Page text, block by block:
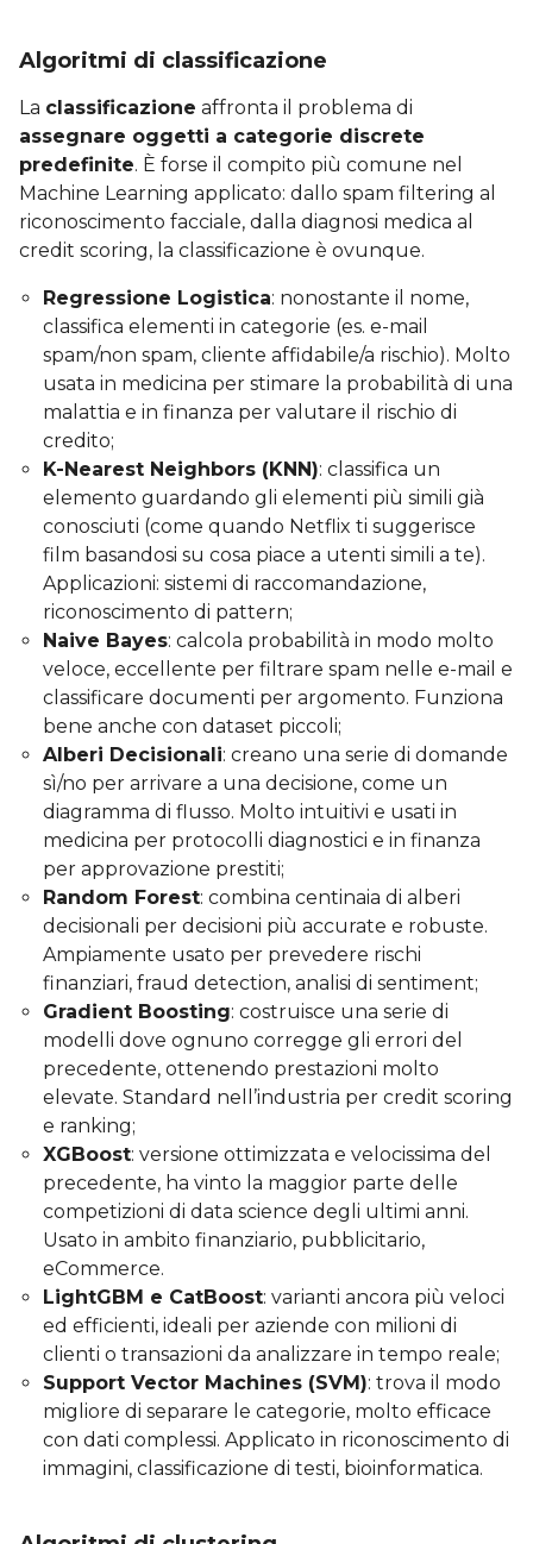
Algoritmi di classificazione
La classificazione affronta il problema di
assegnare oggetti a categorie discrete
predefinite. È forse il compito più comune nel
Machine Learning applicato: dallo spam filtering al
riconoscimento facciale, dalla diagnosi medica al
credit scoring, la classificazione è ovunque.
Regressione Logistica: nonostante il nome,
classifica elementi in categorie (es. e-mail
spam/non spam, cliente affidabile/a rischio). Molto
usata in medicina per stimare la probabilità di una
malattia e in finanza per valutare il rischio di
credito;
K-Nearest Neighbors (KNN): classifica un
elemento guardando gli elementi più simili già
conosciuti (come quando Netflix ti suggerisce
film basandosi su cosa piace a utenti simili a te).
Applicazioni: sistemi di raccomandazione,
riconoscimento di pattern;
Naive Bayes: calcola probabilità in modo molto
veloce, eccellente per filtrare spam nelle e-mail e
classificare documenti per argomento. Funziona
bene anche con dataset piccoli;
Alberi Decisionali: creano una serie di domande
sì/no per arrivare a una decisione, come un
diagramma di flusso. Molto intuitivi e usati in
medicina per protocolli diagnostici e in finanza
per approvazione prestiti;
Random Forest: combina centinaia di alberi
decisionali per decisioni più accurate e robuste.
Ampiamente usato per prevedere rischi
finanziari, fraud detection, analisi di sentiment;
Gradient Boosting: costruisce una serie di
modelli dove ognuno corregge gli errori del
precedente, ottenendo prestazioni molto
elevate. Standard nell’industria per credit scoring
e ranking;
XGBoost: versione ottimizzata e velocissima del
precedente, ha vinto la maggior parte delle
competizioni di data science degli ultimi anni.
Usato in ambito finanziario, pubblicitario,
eCommerce.
LightGBM e CatBoost: varianti ancora più veloci
ed efficienti, ideali per aziende con milioni di
clienti o transazioni da analizzare in tempo reale;
Support Vector Machines (SVM): trova il modo
migliore di separare le categorie, molto efficace
con dati complessi. Applicato in riconoscimento di
immagini, classificazione di testi, bioinformatica.